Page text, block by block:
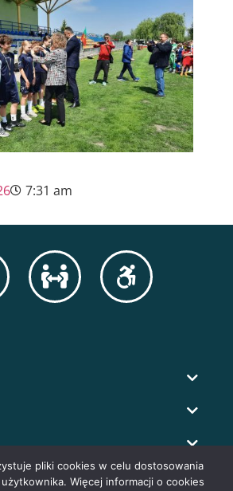
7:31 am
pliki cookies w celu dostosowania
Więcej informacji o cookies